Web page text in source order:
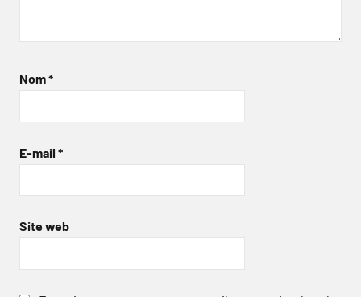
Nom*
E-mail *
Site web